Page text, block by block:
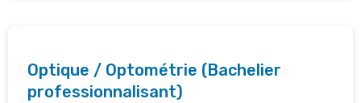
Optique / Optométrie (Bachelier
professionnalisant)